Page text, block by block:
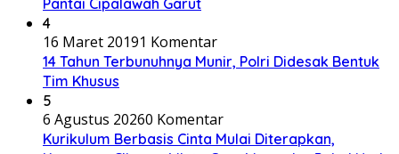
4
16 Maret 20191 Komentar
14 Tahun Terbunuhnya Munir, Polri Didesak Bentuk
Tim Khusus
5
6 Agustus 20260 Komentar
Kurikulum Berbasis Cinta Mulai Diterapkan,